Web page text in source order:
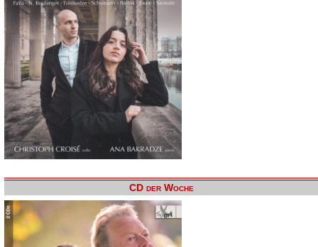
CD der Woche